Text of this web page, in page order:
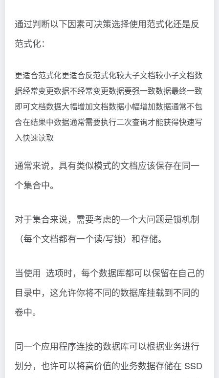
通过判断以下因素可决策选择使用范式化还是反
范式化：
更适合范式化更适合反范式化较大子文档较小子文档数
据经常变更数据不经常变更数据要强一致数据最终一致
即可文档数据大幅增加文档数据小幅增加数据通常不包
含在结果中数据通常需要执行二次查询才能获得快速写
入快速读取
通常来说，具有类似模式的文档应该保存在同一
个集合中。
对于集合来说，需要考虑的一个大问题是锁机制
（每个文档都有一个读/写锁）和存储。
当使用 选项时，每个数据库都可以保留在自己的
目录中，这允许你将不同的数据库挂载到不同的
卷中。
同一个应用程序连接的数据库可以根据业务进行
划分，也许可以将高价值的业务数据存储在 SSD